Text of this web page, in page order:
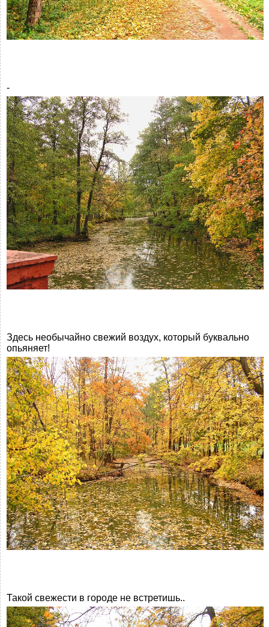
-
Здесь необычайно свежий воздух, который буквально
опьяняет!
Такой свежести в городе не встретишь..